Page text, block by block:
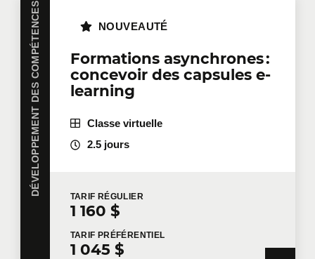
DÉVELOPPEMENT DES COMPÉTENCES
Formations asynchrones :
concevoir des capsules e-
learning
NOUVEAUTÉ
Classe virtuelle
2.5 jours
TARIF RÉGULIER
1 160 $
TARIF PRÉFÉRENTIEL
1 045 $